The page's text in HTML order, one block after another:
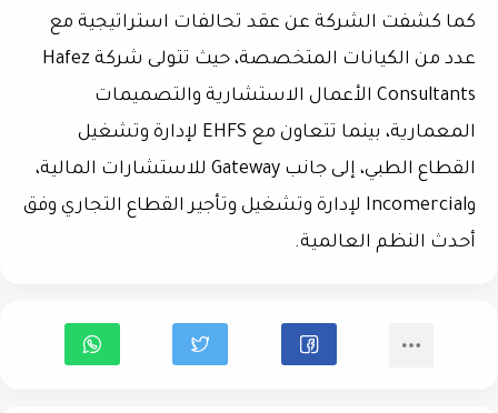
كما كشفت الشركة عن عقد تحالفات استراتيجية مع
عدد من الكيانات المتخصصة، حيث تتولى شركة Hafez
Consultants الأعمال الاستشارية والتصميمات
المعمارية، بينما تتعاون مع EHFS لإدارة وتشغيل
القطاع الطبي، إلى جانب Gateway للاستشارات المالية،
وIncomercial لإدارة وتشغيل وتأجير القطاع التجاري وفق
أحدث النظم العالمية.